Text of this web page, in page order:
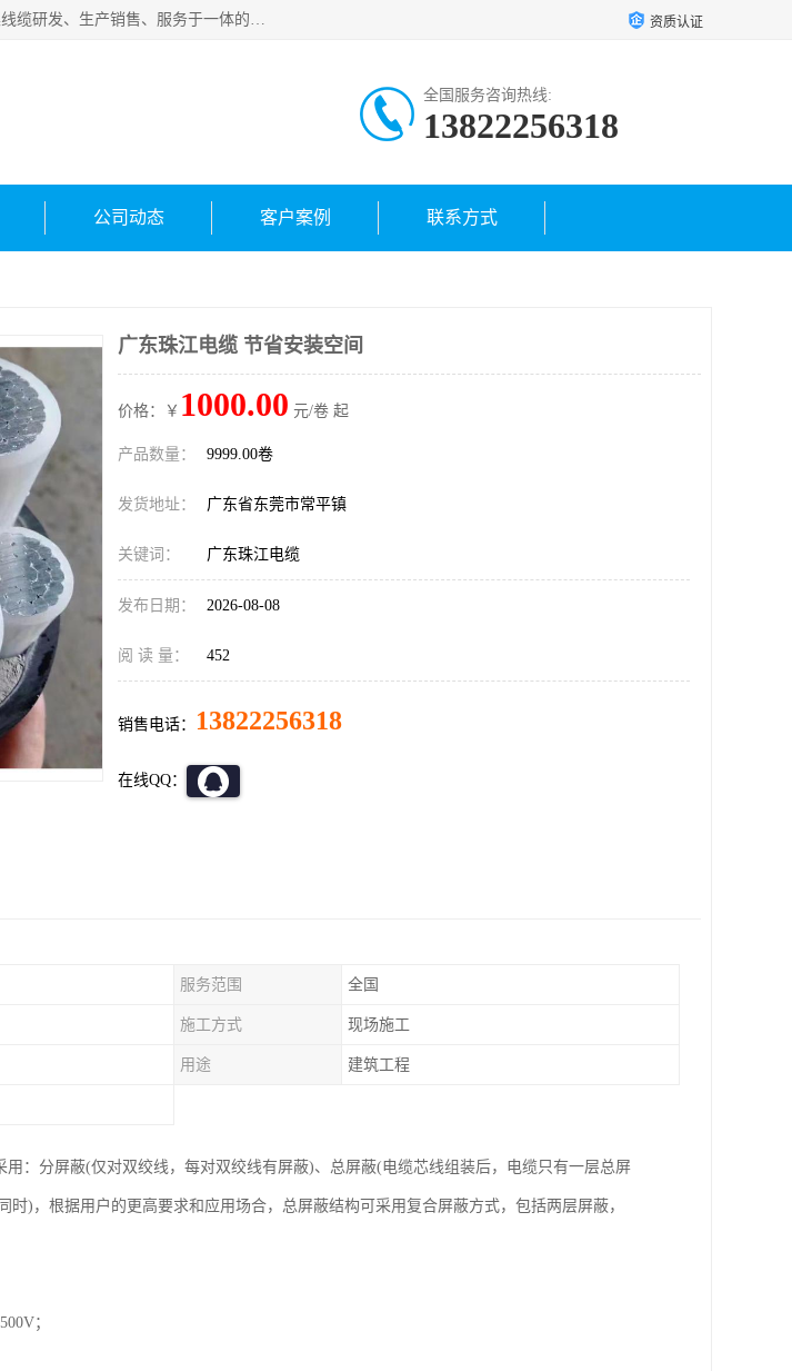
广东广星珠江电缆实业有限公司是一家广东广星珠江电缆厂家主营：广东广星珠江电缆，集线缆研发、生产销售、服务于一体的生产企业。公司自创立以来，确立了“广星珠江电缆，您的一站式采购”的战略发展口号，明确了将广星珠江打造成“线缆产品种类覆盖较广较全、质量较优、服务较好的大型综合性*化生产企业”的发展目标。 资质认证
全国服务咨询热线:
13822256318
公司动态 客户案例 联系方式
广东珠江电缆 节省安装空间
价格：￥ 1000.00 元/卷 起
产品数量： 9999.00卷
发货地址： 广东省东莞市常平镇
关键词： 广东珠江电缆
发布日期： 2026-08-08
阅 读 量： 452
销售电话： 13822256318
在线QQ：
服务范围 全国
施工方式 现场施工
用途 建筑工程
：分屏蔽(仅对双绞线，每对双绞线有屏蔽)、总屏蔽(电缆芯线组装后，电缆只有一层总屏
时)，根据用户的更高要求和应用场合，总屏蔽结构可采用复合屏蔽方式，包括两层屏蔽，
；